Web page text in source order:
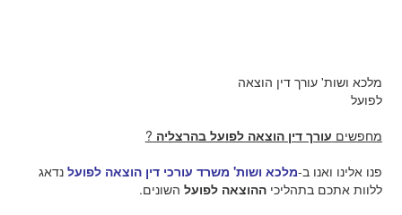
מלכא ושות' עורך דין הוצאה
לפועל
מחפשים עורך דין הוצאה לפועל בהרצליה ?
פנו אלינו ואנו ב-מלכא ושות' משרד עורכי דין הוצאה לפועל נדאג
ללוות אתכם בתהליכיההוצאה לפועל השונים.